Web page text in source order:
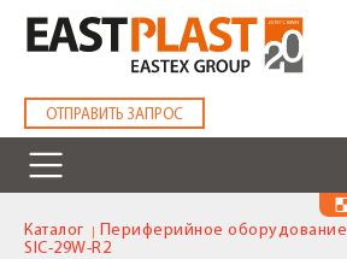
основному
содержанию
ОТПРАВИТЬ ЗАПРОС
Каталог Периферийное оборудование
SIC-29W-R2